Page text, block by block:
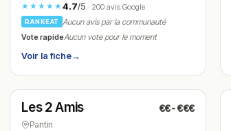
★★★★★4.7/5· 200 avis Google
RANKEAT
Aucun avis par la communauté
Vote rapideAucun vote pour le moment
Voir la fiche→
N° 16
Fermé(10:30 – 23:30)
Les 2 Amis €€-€€€
Pantin